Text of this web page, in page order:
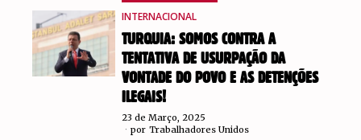
INTERNACIONAL
TURQUIA: SOMOS CONTRA A
TENTATIVA DE USURPAÇÃO DA
VONTADE DO POVO E AS DETENÇÕES
ILEGAIS!
23 de Março, 2025
por Trabalhadores Unidos